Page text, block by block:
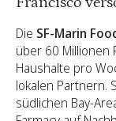
Die SF-Marin
über 60 Millionen
Haushalte pro
lokalen Partnern.
südlichen Bay-